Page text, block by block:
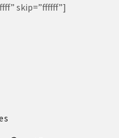
skip=”ffffff”]